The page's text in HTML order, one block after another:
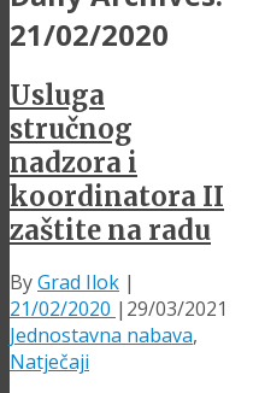
21/02/2020
Usluga
stručnog
nadzora i
koordinatora II
zaštite na radu
ByGrad Ilok |
21/02/2020 | 29/03/2021
Jednostavna nabava,
Natječaji